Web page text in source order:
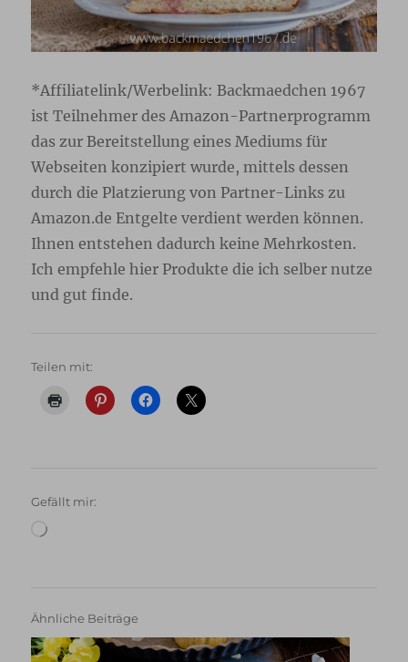
*Affiliatelink/Werbelink: Backmaedchen 1967
ist Teilnehmer des Amazon-Partnerprogramm
das zur Bereitstellung eines Mediums für
Webseiten konzipiert wurde, mittels dessen
durch die Platzierung von Partner-Links zu
Amazon.de Entgelte verdient werden können.
Ihnen entstehen dadurch keine Mehrkosten.
Ich empfehle hier Produkte die ich selber nutze
und gut finde.
Teilen mit:
Gefällt mir:
Wird
geladen …
Ähnliche Beiträge